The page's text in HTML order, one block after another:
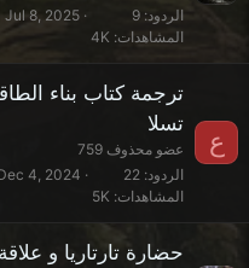
الردود 9
المشاهدات 4K
Jul 8, 2025
ع
ترجمة كتاب بناء
تسلا
عضو محذوف 759
الردود 22
المشاهدات 5K
4, 2024
حضارة تارتاريا و